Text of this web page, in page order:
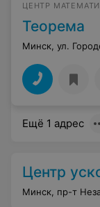
ЦЕНТР
Теорема
Минск, ул.
Ещё 1 адрес
Центр
Минск, пр-т